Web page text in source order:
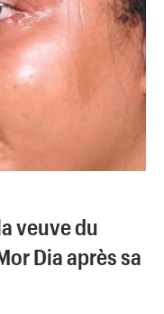
veuve du
Dia après sa